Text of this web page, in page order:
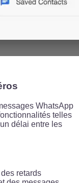
WhatsApp
telles
délai entre les
retards